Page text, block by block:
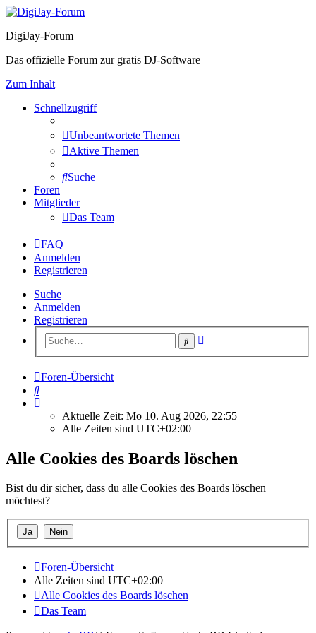
DigiJay-Forum
Das offizielle Forum zur gratis DJ-Software
Zum Inhalt
Schnellzugriff
Unbeantwortete Themen
Aktive Themen
Suche
Foren
Mitglieder
Das Team
FAQ
Anmelden
Registrieren
Suche
Anmelden
Registrieren
Suche
Foren-Übersicht
Suche
Aktuelle Zeit: Mo 10. Aug 2026, 22:55
Alle Zeiten sind UTC+02:00
Alle Cookies des Boards löschen
Bist du dir sicher, dass du alle Cookies des Boards löschen
möchtest?
Foren-Übersicht
Alle Zeiten sind UTC+02:00
Alle Cookies des Boards löschen
Das Team